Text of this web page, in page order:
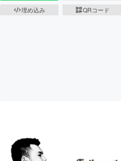
埋め込み
QRコード